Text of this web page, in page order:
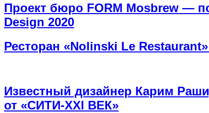
Проект бюро FORM Mosbrew —
Design 2020
Ресторан «Nolinski Le
Известный дизайнер Карим
от «СИТИ-XXI ВЕК»